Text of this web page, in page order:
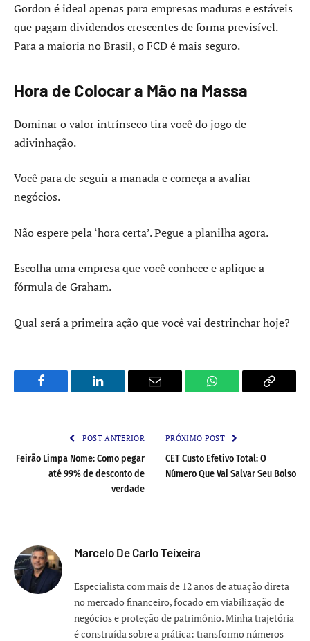
Gordon é ideal apenas para empresas maduras e estáveis
que pagam dividendos crescentes de forma previsível.
Para a maioria no Brasil, o FCD é mais seguro.
Hora de Colocar a Mão na Massa
Dominar o valor intrínseco tira você do jogo de
adivinhação.
Você para de seguir a manada e começa a avaliar
negócios.
Não espere pela ‘hora certa’. Pegue a planilha agora.
Escolha uma empresa que você conhece e aplique a
fórmula de Graham.
Qual será a primeira ação que você vai destrinchar hoje?
Facebook LinkedIn Email WhatsApp Copy
POST ANTERIOR
Feirão Limpa Nome: Como pegar
até 99% de desconto de
verdade
PRÓXIMO POST
CET Custo Efetivo Total: O
Número Que Vai Salvar Seu Bolso
Marcelo De Carlo Teixeira
Especialista com mais de 12 anos de atuação direta
no mercado financeiro, focado em viabilização de
negócios e proteção de patrimônio. Minha trajetória
é construída sobre a prática: transformo números